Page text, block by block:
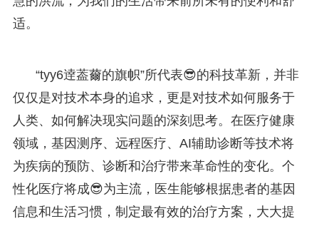
适。
“tyy6逹葢薾的旗帜”所代表😎的科技革新，并非
仅仅是对技术本身的追求，更是对技术如何服务于
人类、如何解决现实问题的深刻思考。在医疗健康
领域，基因测序、远程医疗、AI辅助诊断等技术将
为疾病的预防、诊断和治疗带来革命性的变化。个
性化医疗将成😎为主流，医生能够根据患者的基因
信息和生活习惯，制定最有效的治疗方案，大大提